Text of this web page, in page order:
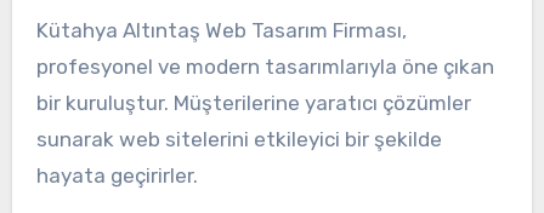
Kütahya Altıntaş Web Tasarım Firması,
profesyonel ve modern tasarımlarıyla öne çıkan
bir kuruluştur. Müşterilerine yaratıcı çözümler
sunarak web sitelerini etkileyici bir şekilde
hayata geçirirler.